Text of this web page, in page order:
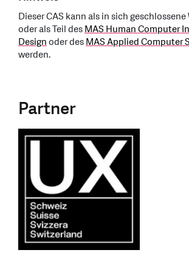
Dieser CAS kann als in sich
oder als Teil desMAS Human Computer
Designoder desMAS Applied Computer
werden.
Partner